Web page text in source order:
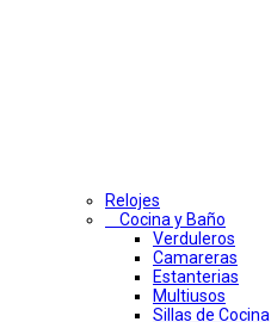
Relojes
Cocina y Baño
Verduleros
Camareras
Estanterias
Multiusos
Sillas de Cocina